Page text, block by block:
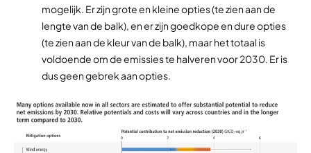
mogelijk. Er zijn grote en kleine opties (te zien aan de
lengte van de balk), en er zijn goedkope en dure opties
(te zien aan de kleur van de balk), maar het totaal is
voldoende om de emissies te halveren voor 2030. Er is
dus geen gebrek aan opties.